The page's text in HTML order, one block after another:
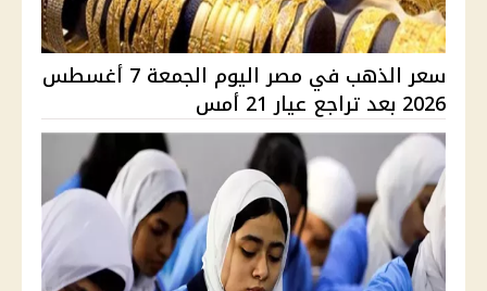
سعر الذهب في مصر اليوم الجمعة 7 أغسطس
2026 بعد تراجع عيار 21 أمس